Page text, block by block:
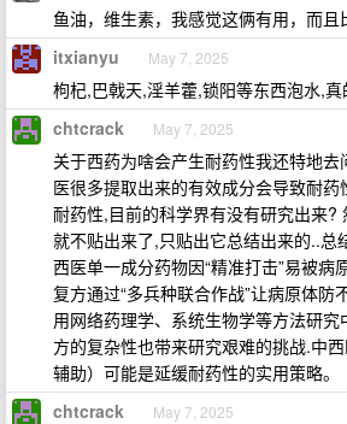
鱼油，维生素，我感觉这俩有用，而且
itxianyu May 7, 2025
枸杞,巴戟天,淫羊藿,锁阳等东西泡水,
chtcrack May 7, 2025
关于西药为啥会产生耐药性我还特地
医很多提取出来的有效成分会导致耐
耐药性,目前的科学界有没有研究出来?
就不贴出来了,只贴出它总结出来的..总
西医单一成分药物因“精准打击”易被病
复方通过“多兵种联合作战”让病原体防
用网络药理学、系统生物学等方法研
方的复杂性也带来研究艰难的挑战.中
辅助）可能是延缓耐药性的实用策略。
chtcrack May 7, 2025